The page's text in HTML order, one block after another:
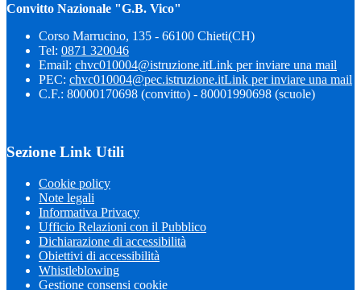
Convitto Nazionale "G.B. Vico"
Corso Marrucino, 135 - 66100 Chieti(CH)
Tel: 0871 320046
Email: chvc010004@istruzione.itLink per inviare una mail
PEC: chvc010004@pec.istruzione.itLink per inviare una mail
C.F.: 80000170698 (convitto) - 80001990698 (scuole)
Sezione Link Utili
Cookie policy
Note legali
Informativa Privacy
Ufficio Relazioni con il Pubblico
Dichiarazione di accessibilità
Obiettivi di accessibilità
Whistleblowing
Gestione consensi cookie